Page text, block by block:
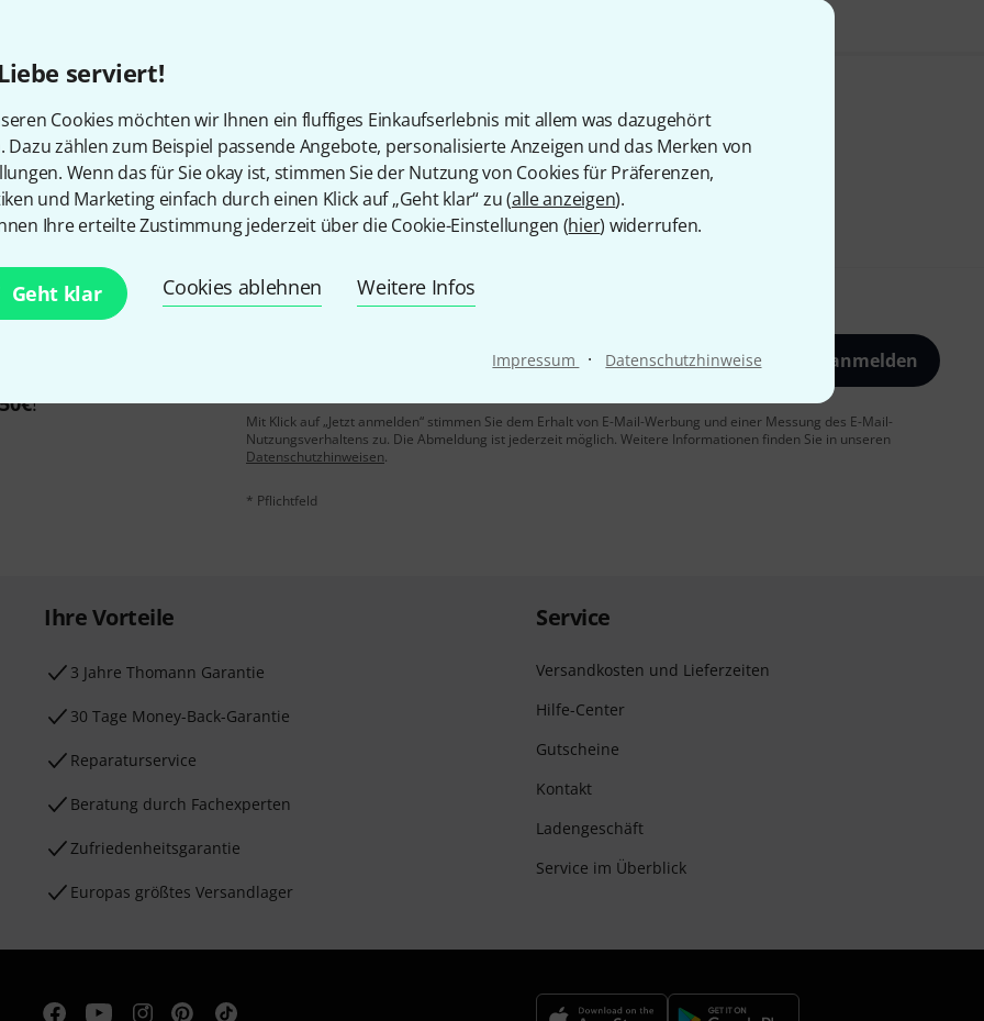
serviert!
Cookies möchten wir Ihnen ein fluffiges Einkaufserlebnis mit allem was dazugehört
Dazu zählen zum Beispiel passende Angebote, personalisierte Anzeigen und das Merken von
Wenn das für Sie okay ist, stimmen Sie der Nutzung von Cookies für Präferenzen,
und Marketing einfach durch einen Klick auf „Geht klar“ zu (alle anzeigen).
Ihre erteilte Zustimmung jederzeit über die Cookie-Einstellungen (hier) widerrufen.
Geht klar Cookies ablehnen Weitere Infos
Impressum · Datenschutzhinweise
Gefällt Ihnen, was Sie sehen?
Teilen Hilfe & Feedback
mit etwas Glück
50€!
Jetzt anmelden
Mit Klick auf „Jetzt anmelden“ stimmen Sie dem Erhalt von E-Mail-Werbung und einer Messung des E-Mail-
Nutzungsverhaltens zu. Die Abmeldung ist jederzeit möglich. Weitere Informationen finden Sie in unseren
Datenschutzhinweisen.
* Pflichtfeld
Ihre Vorteile
3 Jahre Thomann Garantie
30 Tage Money-Back-Garantie
Reparaturservice
Beratung durch Fachexperten
Zufriedenheitsgarantie
Europas größtes Versandlager
Service
Versandkosten und Lieferzeiten
Hilfe-Center
Gutscheine
Kontakt
Ladengeschäft
Service im Überblick